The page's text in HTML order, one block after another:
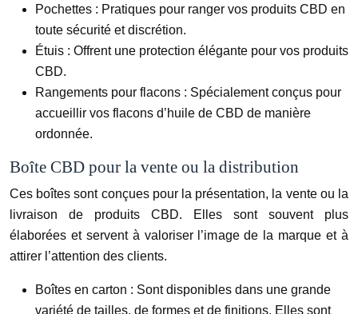
Pochettes : Pratiques pour ranger vos produits CBD en
toute sécurité et discrétion.
Étuis : Offrent une protection élégante pour vos produits
CBD.
Rangements pour flacons : Spécialement conçus pour
accueillir vos flacons d’huile de CBD de manière
ordonnée.
Boîte CBD pour la vente ou la distribution
Ces boîtes sont conçues pour la présentation, la vente ou la
livraison de produits CBD. Elles sont souvent plus
élaborées et servent à valoriser l’image de la marque et à
attirer l’attention des clients.
Boîtes en carton : Sont disponibles dans une grande
variété de tailles, de formes et de finitions. Elles sont